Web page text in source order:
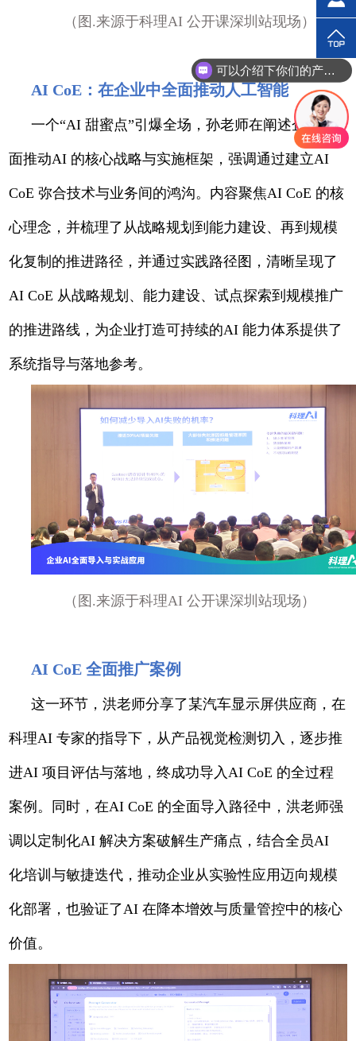
（图.来源于科理AI 公开课深圳站现场）
AI CoE：在企业中全面推动人工智能
一个“AI 甜蜜点”引爆全场，孙老师在阐述企业全
面推动AI 的核心战略与实施框架，强调通过建立AI
CoE 弥合技术与业务间的鸿沟。内容聚焦AI CoE 的核
心理念，并梳理了从战略规划到能力建设、再到规模
化复制的推进路径，并通过实践路径图，清晰呈现了
AI CoE 从战略规划、能力建设、试点探索到规模推广
的推进路线，为企业打造可持续的AI 能力体系提供了
系统指导与落地参考。
（图.来源于科理AI 公开课深圳站现场）
AI CoE 全面推广案例
这一环节，洪老师分享了某汽车显示屏供应商，在
科理AI 专家的指导下，从产品视觉检测切入，逐步推
进AI 项目评估与落地，终成功导入AI CoE 的全过程
案例。同时，在AI CoE 的全面导入路径中，洪老师强
调以定制化AI 解决方案破解生产痛点，结合全员AI
化培训与敏捷迭代，推动企业从实验性应用迈向规模
化部署，也验证了AI 在降本增效与质量管控中的核心
价值。
可以介绍下你们的产品么？
你们是怎么收费的呢？